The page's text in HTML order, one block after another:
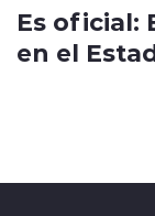
Es oficial:
en el